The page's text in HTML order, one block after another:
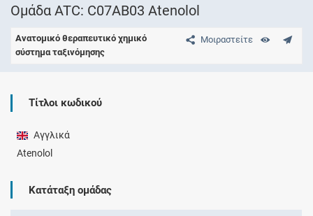
Ομάδα ATC: C07AB03 Atenolol
Μοιραστείτε
Ανατομικό θεραπευτικό χημικό
σύστημα ταξινόμησης
Τίτλοι κωδικού
Αγγλικά
Atenolol
Κατάταξη ομάδας